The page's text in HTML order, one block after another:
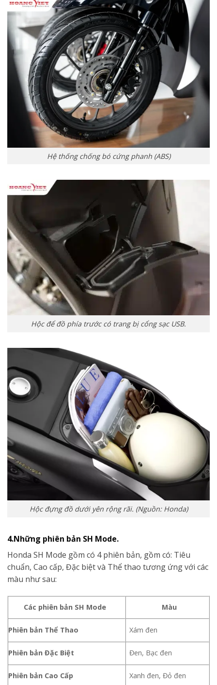
Hệ thống chống bó cứng phanh (ABS)
Hộc để đồ phía trước có trang bị cổng sạc USB.
Hộc đựng đồ dưới yên rộng rãi. (Nguồn: Honda)
4.Những phiên bản SH Mode.
Honda SH Mode gồm có 4 phiên bản, gồm có: Tiêu
chuẩn, Cao cấp, Đặc biệt và Thể thao tương ứng với các
màu như sau:
Các phiên bản SH Mode Màu
Phiên bản Thể Thao Xám đen
Phiên bản Đặc Biệt Đen, Bạc đen
Phiên bản Cao Cấp Xanh đen, Đỏ đen